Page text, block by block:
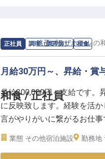
あなたの技術と情熱が、お
ーー【経験を活かし、さら
が整っています。
チームをまとめ、若手スタ
ください。月給224,000円か
をしっかり評価します。
正社員 調理（調理師） 和食
和食 / 正社員
求人情報：銚子プラザホテルの
月給30万円～、昇給・賞
月給300,000円～支給です。
に反映致します。経験を活
言がやりがいに繋がるお仕
案などもお任せいたします
か？料理の腕を磨き、さら
業態 その他宿泊施設 勤務地